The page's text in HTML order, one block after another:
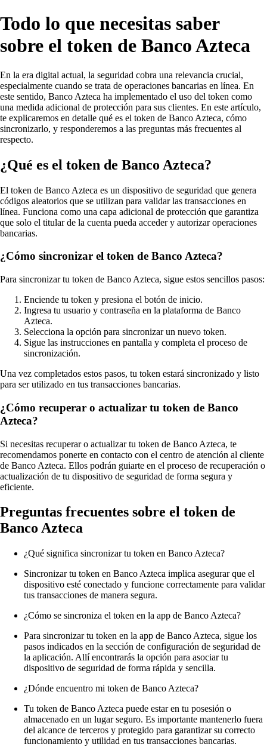
Todo lo que necesitas saber
sobre el token de Banco Azteca
En la era digital actual, la seguridad cobra una relevancia crucial,
especialmente cuando se trata de operaciones bancarias en línea. En
este sentido, Banco Azteca ha implementado el uso del token como
una medida adicional de protección para sus clientes. En este artículo,
te explicaremos en detalle qué es el token de Banco Azteca, cómo
sincronizarlo, y responderemos a las preguntas más frecuentes al
respecto.
¿Qué es el token de Banco Azteca?
El token de Banco Azteca es un dispositivo de seguridad que genera
códigos aleatorios que se utilizan para validar las transacciones en
línea. Funciona como una capa adicional de protección que garantiza
que solo el titular de la cuenta pueda acceder y autorizar operaciones
bancarias.
¿Cómo sincronizar el token de Banco Azteca?
Para sincronizar tu token de Banco Azteca, sigue estos sencillos pasos:
Enciende tu token y presiona el botón de inicio.
Ingresa tu usuario y contraseña en la plataforma de Banco
Azteca.
Selecciona la opción para sincronizar un nuevo token.
Sigue las instrucciones en pantalla y completa el proceso de
sincronización.
Una vez completados estos pasos, tu token estará sincronizado y listo
para ser utilizado en tus transacciones bancarias.
¿Cómo recuperar o actualizar tu token de Banco
Azteca?
Si necesitas recuperar o actualizar tu token de Banco Azteca, te
recomendamos ponerte en contacto con el centro de atención al cliente
de Banco Azteca. Ellos podrán guiarte en el proceso de recuperación o
actualización de tu dispositivo de seguridad de forma segura y
eficiente.
Preguntas frecuentes sobre el token de
Banco Azteca
¿Qué significa sincronizar tu token en Banco Azteca?
Sincronizar tu token en Banco Azteca implica asegurar que el
dispositivo esté conectado y funcione correctamente para validar
tus transacciones de manera segura.
¿Cómo se sincroniza el token en la app de Banco Azteca?
Para sincronizar tu token en la app de Banco Azteca, sigue los
pasos indicados en la sección de configuración de seguridad de
la aplicación. Allí encontrarás la opción para asociar tu
dispositivo de seguridad de forma rápida y sencilla.
¿Dónde encuentro mi token de Banco Azteca?
Tu token de Banco Azteca puede estar en tu posesión o
almacenado en un lugar seguro. Es importante mantenerlo fuera
del alcance de terceros y protegido para garantizar su correcto
funcionamiento y utilidad en tus transacciones bancarias.